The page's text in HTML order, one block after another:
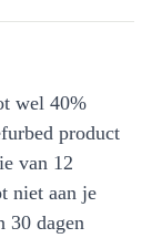
wel 40%
product
van 12
niet aan je
30 dagen